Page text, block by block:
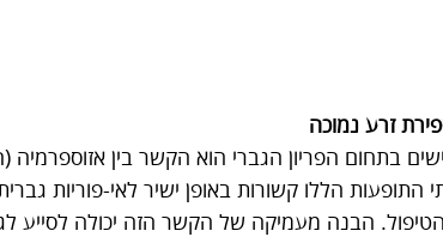
זרע נמוכה
בתחום הפריון הגברי הוא הקשר בין אזוספרמיה
התופעות הללו קשורות באופן ישיר לאי-פוריות
הבנה מעמיקה של הקשר הזה יכולה לסייע